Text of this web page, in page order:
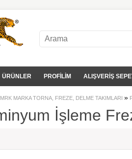
ÜRÜNLER PROFİLİM ALIŞVERİŞ
MARKA TORNA, FREZE, DELME TAKIMLARI »
İşleme